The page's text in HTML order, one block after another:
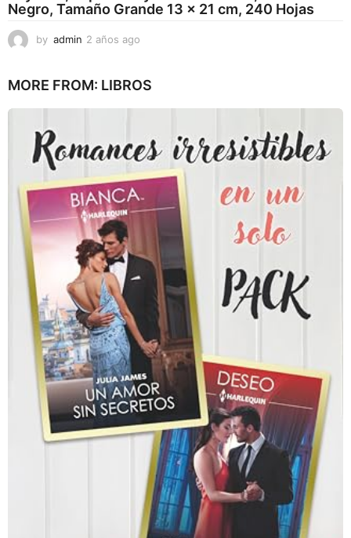
Negro, Tamaño Grande 13 x 21 cm, 240 Hojas
by admin 2 años ago
o
o
MORE FROM: LIBROS